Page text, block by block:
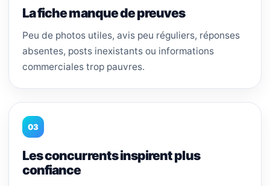
La fiche manque de preuves
Peu de photos utiles, avis peu réguliers, réponses
absentes, posts inexistants ou informations
commerciales trop pauvres.
03
Les concurrents inspirent plus
confiance